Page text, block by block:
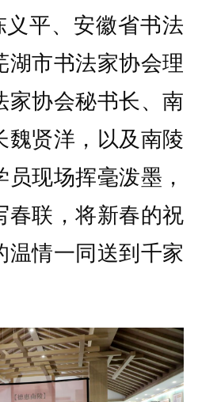
义平、安徽省书法
湖市书法家协会理
家协会秘书长、南
魏贤洋，以及南陵
现场挥毫泼墨，
春联，将新春的祝
温情一同送到千家